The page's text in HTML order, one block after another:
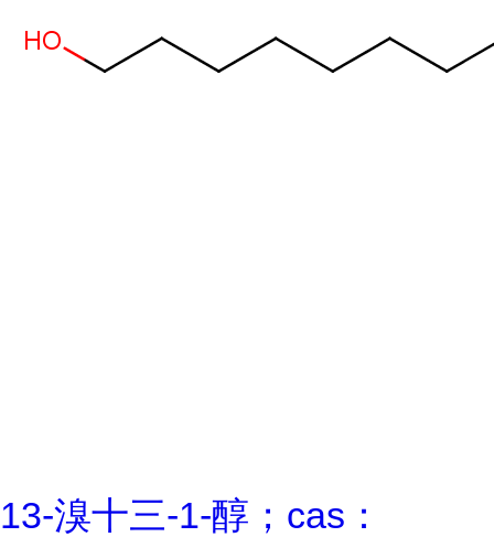
13-溴十三-1-醇；cas：